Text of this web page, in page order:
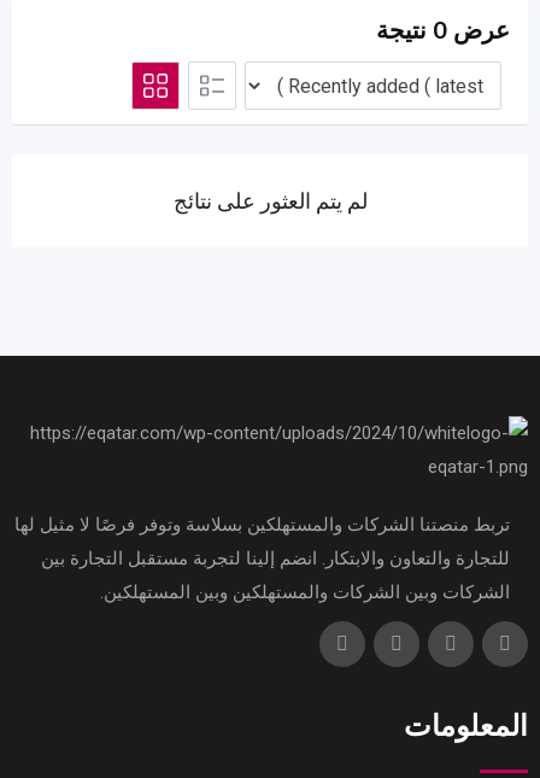
عرض 0 نتيجة
لم يتم العثور على نتائج
تربط منصتنا الشركات والمستهلكين بسلاسة وتوفر فرصًا لا مثيل لها
للتجارة والتعاون والابتكار. انضم إلينا لتجربة مستقبل التجارة بين
الشركات وبين الشركات والمستهلكين وبين المستهلكين.
المعلومات